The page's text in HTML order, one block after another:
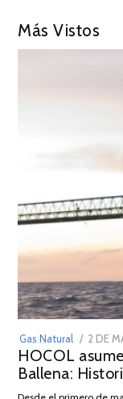
Más Vistos
Gas Natural
ON
2 DE
HOCOL
Ballena: